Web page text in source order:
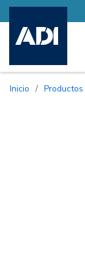
Inicio / Productos